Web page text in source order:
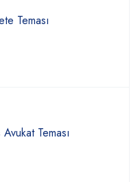
Teması
Teması